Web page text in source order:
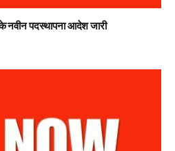
नवीन पदस्थापना आदेश जारी